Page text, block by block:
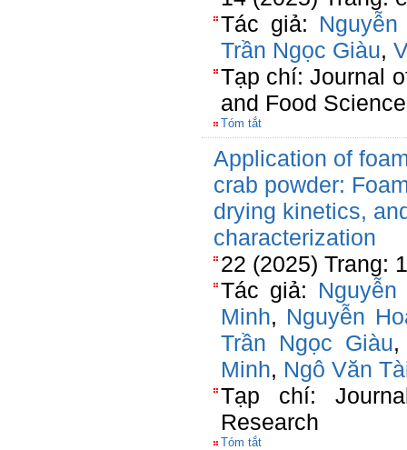
Tác giả:
Trần Ngọc Giàu,
Tạp chí: Journal
and Food
Tóm tắt
Application of
crab powder:
drying kinetics,
characterization
22 (2025) Trang:
Tác giả:
Minh, Nguyễn
Trần Ngọc Giàu
Minh, Ngô Văn
Tạp chí:
Research
Tóm tắt